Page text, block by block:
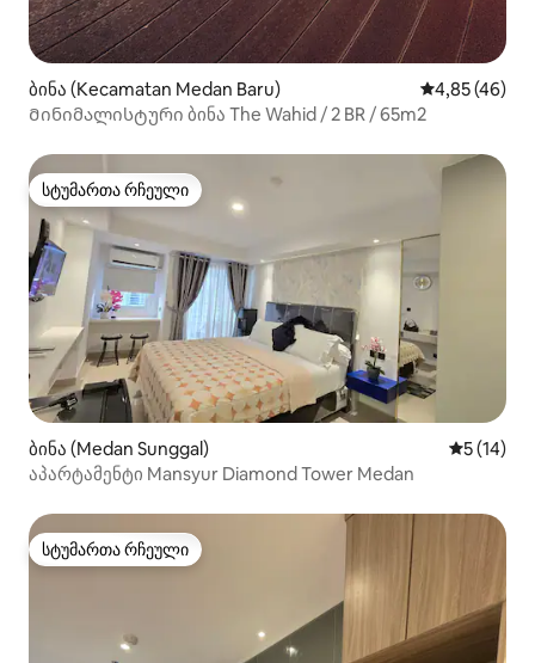
ბინა (Kecamatan Medan Baru) საშუალო
4,85 (46)
Მინიმალისტური ბინა The Wahid / 2 BR / 65m2
სტუმართა რჩეული
სტუმართა რჩეული
ბინა (Medan Sunggal) საშუალო
5 (14)
აპარტამენტი Mansyur Diamond Tower Medan
სტუმართა რჩეული
სტუმართა რჩეული